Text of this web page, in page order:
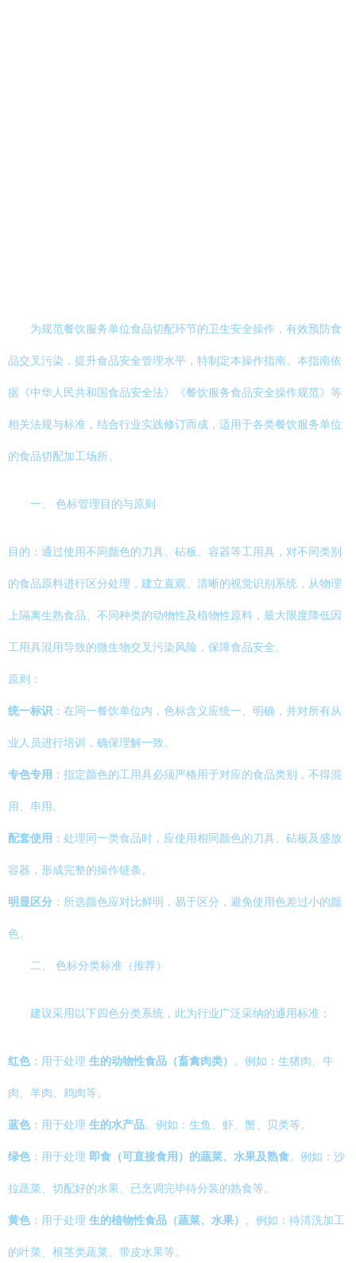
为规范餐饮服务单位食品切配环节的卫生安全操作，有效预防食
品交叉污染，提升食品安全管理水平，特制定本操作指南。本指南依
据《中华人民共和国食品安全法》《餐饮服务食品安全操作规范》等
相关法规与标准，结合行业实践修订而成，适用于各类餐饮服务单位
的食品切配加工场所。
一、 色标管理目的与原则
目的：通过使用不同颜色的刀具、砧板、容器等工用具，对不同类别
的食品原料进行区分处理，建立直观、清晰的视觉识别系统，从物理
上隔离生熟食品、不同种类的动物性及植物性原料，最大限度降低因
工用具混用导致的微生物交叉污染风险，保障食品安全。
原则：
统一标识 ：在同一餐饮单位内，色标含义应统一、明确，并对所有从
业人员进行培训，确保理解一致。
专色专用 ：指定颜色的工用具必须严格用于对应的食品类别，不得混
用、串用。
配套使用 ：处理同一类食品时，应使用相同颜色的刀具、砧板及盛放
容器，形成完整的操作链条。
明显区分 ：所选颜色应对比鲜明，易于区分，避免使用色差过小的颜
色。
二、 色标分类标准（推荐）
建议采用以下四色分类系统，此为行业广泛采纳的通用标准：
红色：用于处理 生的动物性食品（畜禽肉类） 。例如：生猪肉、牛
肉、羊肉、鸡肉等。
蓝色：用于处理 生的水产品。例如：生鱼、虾、蟹、贝类等。
绿色：用于处理 即食（可直接食用）的蔬菜、水果及熟食。例如：沙
拉蔬菜、切配好的水果、已烹调完毕待分装的熟食等。
黄色：用于处理 生的植物性食品（蔬菜、水果） 。例如：待清洗加工
的叶菜、根茎类蔬菜、带皮水果等。